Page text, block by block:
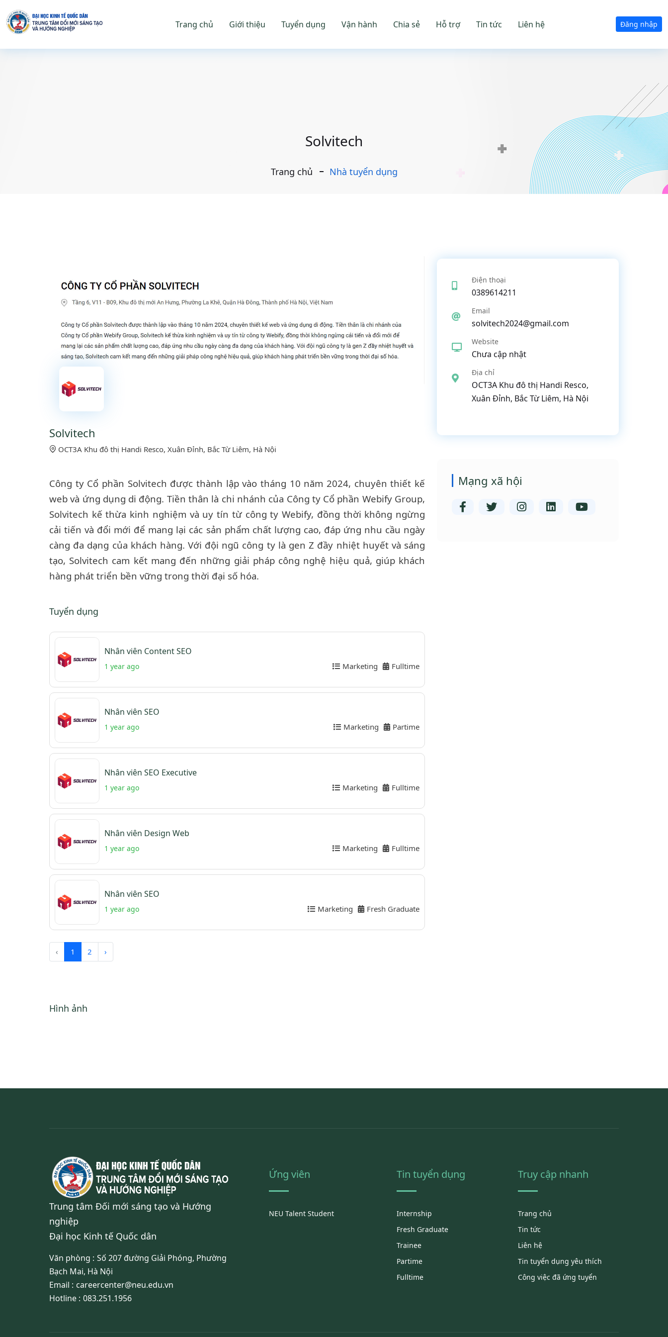
Trang chủ Giới thiệu Tuyển dụng Vận hành Chia sẻ Hỗ trợ Tin tức Liên hệ Đăng nhập
Solvitech
Trang chủ Nhà tuyển dụng
Solvitech
OCT3A Khu đô thị Handi Resco, Xuân Đỉnh, Bắc Từ Liêm, Hà Nội
Công ty Cổ phần Solvitech được thành lập vào tháng 10 năm 2024, chuyên thiết kế
web và ứng dụng di động. Tiền thân là chi nhánh của Công ty Cổ phần Webify Group,
Solvitech kế thừa kinh nghiệm và uy tín từ công ty Webify, đồng thời không ngừng
cải tiến và đổi mới để mang lại các sản phẩm chất lượng cao, đáp ứng nhu cầu ngày
càng đa dạng của khách hàng. Với đội ngũ công ty là gen Z đầy nhiệt huyết và sáng
tạo, Solvitech cam kết mang đến những giải pháp công nghệ hiệu quả, giúp khách
hàng phát triển bền vững trong thời đại số hóa.
Tuyển dụng
Nhân viên Content SEO
1 year ago Marketing Fulltime
Nhân viên SEO
1 year ago Marketing Partime
Nhân viên SEO Executive
1 year ago Marketing Fulltime
Nhân viên Design Web
1 year ago Marketing Fulltime
Nhân viên SEO
1 year ago Marketing Fresh Graduate
‹ 1 2 ›
Hình ảnh
Điện thoại
0389614211
Email
solvitech2024@gmail.com
Website
Chưa cập nhật
Địa chỉ
OCT3A Khu đô thị Handi Resco,
Xuân Đỉnh, Bắc Từ Liêm, Hà Nội
Mạng xã hội
Trung tâm Đối mới sáng tạo và Hướng
nghiệp
Đại học Kinh tế Quốc dân
Văn phòng : Số 207 đường Giải Phóng, Phường
Bạch Mai, Hà Nội
Email : careercenter@neu.edu.vn
Hotline : 083.251.1956
Ứng viên
NEU Talent Student
Tin tuyển dụng
Internship
Fresh Graduate
Trainee
Partime
Fulltime
Truy cập nhanh
Trang chủ
Tin tức
Liên hệ
Tin tuyển dụng yêu thích
Công việc đã ứng tuyển